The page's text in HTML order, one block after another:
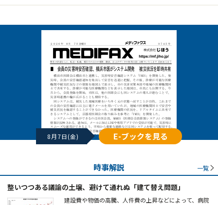
8月7日(金) E-ブックを見る
時事解説 一覧
整いつつある議論の土壌、避けて通れぬ「建て替え問題」
建設費や物価の高騰、人件費の上昇などによって、病院